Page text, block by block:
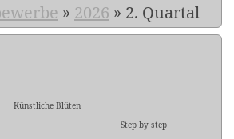
» 2026 » 2. Quartal
Künstliche Blüten
Step by step